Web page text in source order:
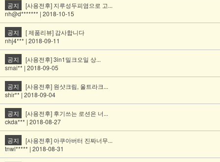
공지
[사용전후] 지루성두피염으로 고...
nh@d******* | 2018-10-15
공지
[ 제품리뷰] 감사합니다
nhj4*** | 2018-09-11
공지
[사용전후] 3in1밀크오일 상...
smai** | 2018-09-05
공지
[사용전후] 원샷크림, 울트라크...
shir** | 2018-09-04
공지
[사용전후] 후기쓰는 로션은 너...
ckda*** | 2018-08-27
공지
[사용전후] 아쿠아버터 진짜너무...
tnwl***** | 2018-08-31